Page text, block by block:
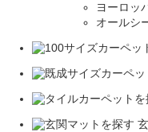
ヨーロッ
オールシ